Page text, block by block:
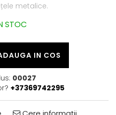
metalice.
STOC
IN COS
00027
+37369742295